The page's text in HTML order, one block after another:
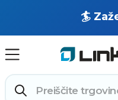
🏄